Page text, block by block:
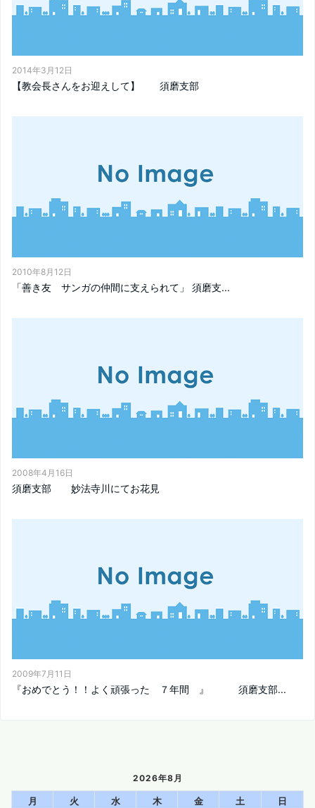
2014年3月12日
【教会長さんをお迎えして】 須磨支部
2010年8月12日
「善き友 サンガの仲間に支えられて」 須磨支...
2008年4月16日
須磨支部 妙法寺川にてお花見
2009年7月11日
『おめでとう！！よく頑張った ７年間 』 須磨支部...
2026年8月
月 火 水 木 金 土
日